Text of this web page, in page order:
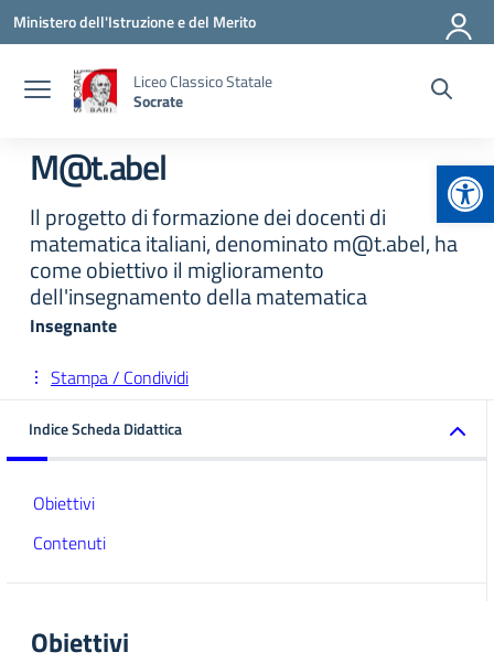
Vai ai contenuti
Vai al menu di navigazione
Vai al footer
Ministero dell'Istruzione e del Merito
Liceo Classico Statale
Socrate
M@t.abel
Il progetto di formazione dei docenti di
matematica italiani, denominato m@t.abel, ha
come obiettivo il miglioramento
dell'insegnamento della matematica
Insegnante
Stampa / Condividi
Indice Scheda Didattica
Obiettivi
Contenuti
Obiettivi